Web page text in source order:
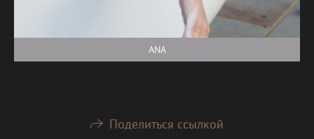
ANA
Поделиться ссылкой